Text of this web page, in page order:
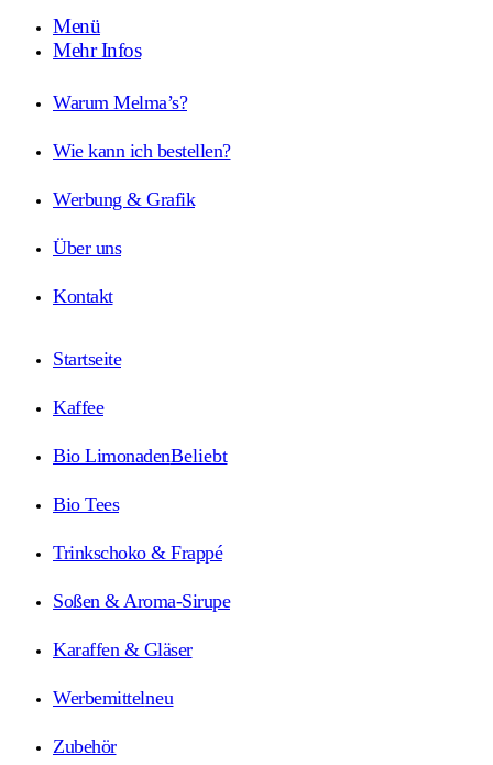
Menü
Mehr Infos
Warum Melma’s?
Wie kann ich bestellen?
Werbung & Grafik
Über uns
Kontakt
Startseite
Kaffee
Bio LimonadenBeliebt
Bio Tees
Trinkschoko & Frappé
Soßen & Aroma-Sirupe
Karaffen & Gläser
Werbemittelneu
Zubehör